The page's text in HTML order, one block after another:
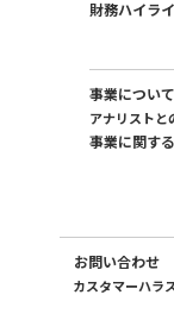
財務ハイラ
事業について
アナリストと
事業に関す
お問い合わせ
カスタマーハラ